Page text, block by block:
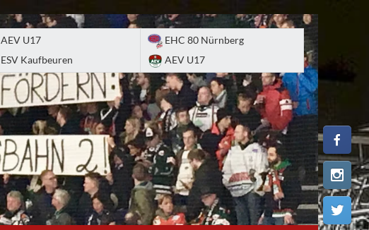
AEV U17
ESV Kaufbeuren
EHC 80 Nürnberg
AEV U17